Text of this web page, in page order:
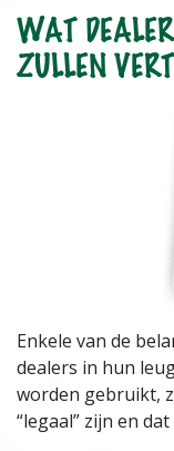
WAT
ZULLEN
Enkele van de
dealers in hun
worden gebruikt,
“legaal” zijn en